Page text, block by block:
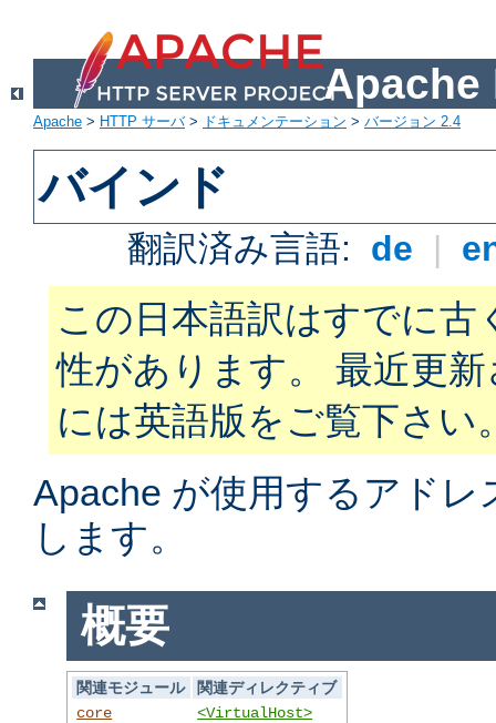
Apache
Apache > HTTP サーバ> ドキュメンテーション > バージョン 2.4
バインド
翻訳済み言語: de |
この日本語訳はすでに古
性があります。 最近更
には英語版をご覧下さい
Apache が使用するアド
します。
概要
関連モジュール
関連ディレクティブ
core
<VirtualHost>